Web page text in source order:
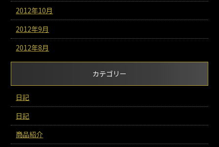
2012年10月
2012年9月
2012年8月
カテゴリー
日記
日記
商品紹介